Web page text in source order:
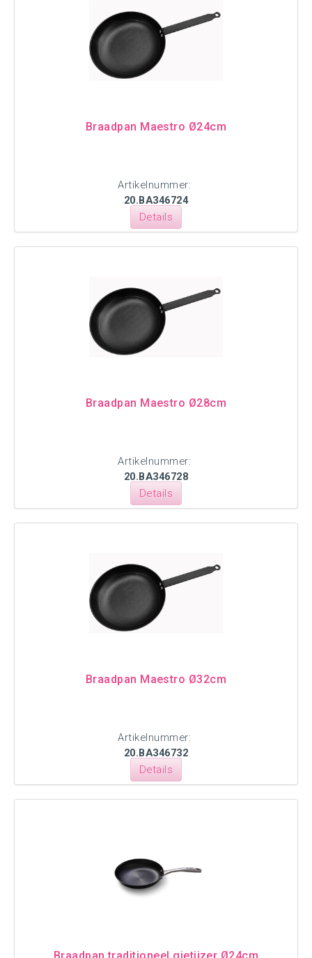
Braadpan Maestro Ø24cm
Artikelnummer:
20.BA346724
Details
Braadpan Maestro Ø28cm
Artikelnummer:
20.BA346728
Details
Braadpan Maestro Ø32cm
Artikelnummer:
20.BA346732
Details